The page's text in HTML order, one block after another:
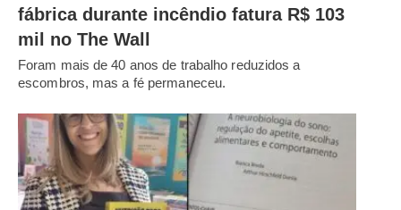
fábrica durante incêndio fatura R$ 103
mil no The Wall
Foram mais de 40 anos de trabalho reduzidos a
escombros, mas a fé permaneceu.